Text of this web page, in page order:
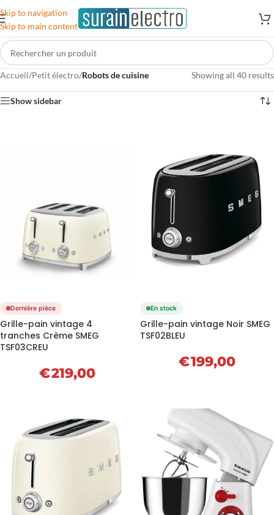
Skip to navigation
Skip to main content
Accueil/Petit électro/Robots de cuisine Showing all 40 results
Show sidebar
Dernière pièce
Grille-pain vintage 4
tranches Crème SMEG
TSF03CREU
€219,00
En stock
Grille-pain vintage Noir SMEG
TSF02BLEU
€199,00